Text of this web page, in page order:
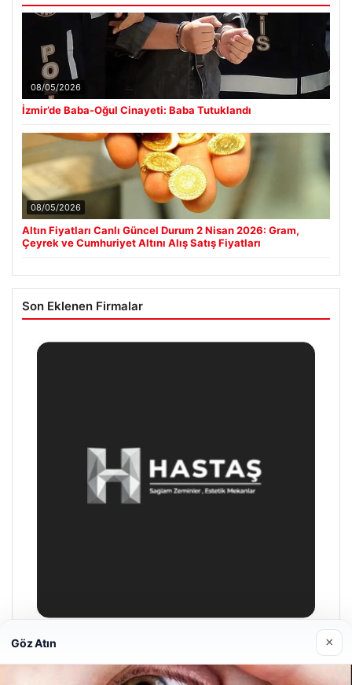
08/05/2026
İzmir’de Baba-Oğul Cinayeti: Baba Tutuklandı
08/05/2026
Altın Fiyatları Canlı Güncel Durum 2 Nisan 2026: Gram,
Çeyrek ve Cumhuriyet Altını Alış Satış Fiyatları
Son Eklenen Firmalar
Enes Kaplan Avukatlık Bürosu
Göz Atın ×